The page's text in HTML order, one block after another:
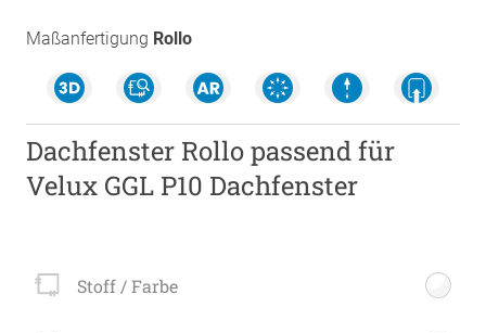
Maßanfertigung Rollo
Dachfenster Rollo passend für
Velux GGL P10 Dachfenster
Stoff / Farbe